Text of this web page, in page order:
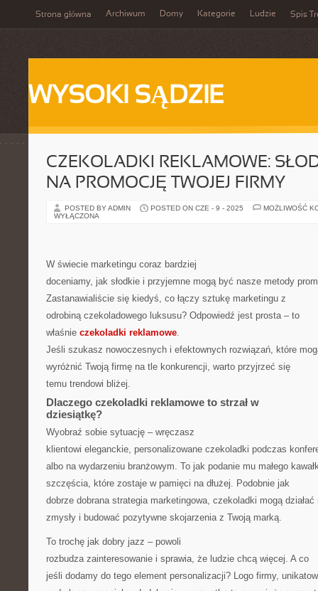
Strona główna Archiwum Domy Kategorie Ludzie Spis
WYSOKI SĄDZIE
CZEKOLADKI REKLAMOWE:
NA PROMOCJĘ TWOJEJ FIRMY
POSTED BY ADMIN POSTED ON CZE - 9 - 2025
MOŻLIWOŚĆ
WYŁĄCZONA
W świecie marketingu coraz bardziej
doceniamy, jak słodkie i przyjemne mogą być nasze metody
Zastanawialiście się kiedyś, co łączy sztukę marketingu z
odrobiną czekoladowego luksusu? Odpowiedź jest prosta – to
właśnie czekoladki reklamowe.
Jeśli szukasz nowoczesnych i efektownych rozwiązań, które
wyróżnić Twoją firmę na tle konkurencji, warto przyjrzeć się
temu trendowi bliżej.
Dlaczego czekoladki reklamowe to strzał w
dziesiątkę?
Wyobraź sobie sytuację – wręczasz
klientowi eleganckie, personalizowane czekoladki podczas
albo na wydarzeniu branżowym. To jak podanie mu małego
szczęścia, które zostaje w pamięci na dłużej. Podobnie jak
dobrze dobrana strategia marketingowa, czekoladki mogą działać
zmysły i budować pozytywne skojarzenia z Twoją marką.
To trochę jak dobry jazz – powoli
rozbudza zainteresowanie i sprawia, że ludzie chcą więcej. A co
jeśli dodamy do tego element personalizacji? Logo firmy,